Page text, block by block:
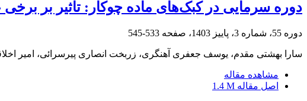
دوره سرمایی در کبک‌های ماده چوکار: تاثیر بر
دوره 55، شماره 3، پاییز 1403، صفحه 533-545
سارا بهشتی مقدم، یوسف جعفری آهنگری، زربخت انصاری پیرسرائی، امیر
مشاهده مقاله
اصل مقاله 1.4 M